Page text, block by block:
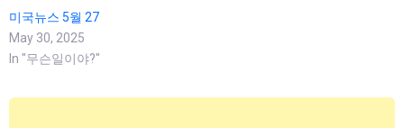
미국뉴스 5월 27
May 30, 2025
In "무슨일이야?"